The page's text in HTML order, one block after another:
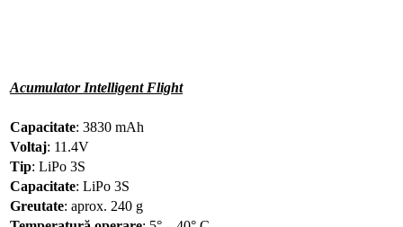
Acumulator Intelligent Flight
Capacitate: 3830 mAh
Voltaj: 11.4V
Tip: LiPo 3S
Capacitate: LiPo 3S
Greutate: aprox. 240 g